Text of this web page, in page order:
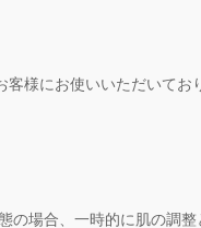
客様にお使いいただいてお
の場合、一時的に肌の調